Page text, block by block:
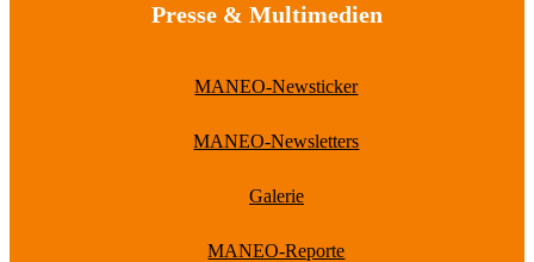
Presse & Multimedien
MANEO-Newsticker
MANEO-Newsletters
Galerie
MANEO-Reporte